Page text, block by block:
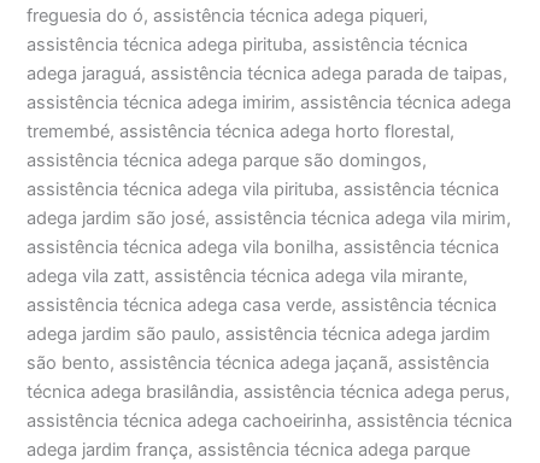
freguesia do ó, assistência técnica adega piqueri,
assistência técnica adega pirituba, assistência técnica
adega jaraguá, assistência técnica adega parada de taipas,
assistência técnica adega imirim, assistência técnica adega
tremembé, assistência técnica adega horto florestal,
assistência técnica adega parque são domingos,
assistência técnica adega vila pirituba, assistência técnica
adega jardim são josé, assistência técnica adega vila mirim,
assistência técnica adega vila bonilha, assistência técnica
adega vila zatt, assistência técnica adega vila mirante,
assistência técnica adega casa verde, assistência técnica
adega jardim são paulo, assistência técnica adega jardim
são bento, assistência técnica adega jaçanã, assistência
técnica adega brasilândia, assistência técnica adega perus,
assistência técnica adega cachoeirinha, assistência técnica
adega jardim frança, assistência técnica adega parque